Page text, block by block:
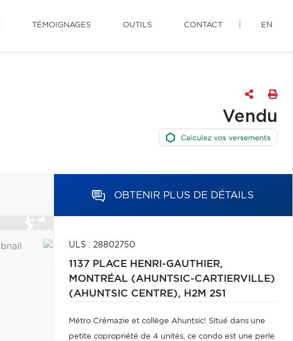
TÉMOIGNAGES OUTILS CONTACT EN
Vendu
OBTENIR PLUS DE DÉTAILS
ULS : 28802750
1137 PLACE HENRI-GAUTHIER,
MONTRÉAL (AHUNTSIC-CARTIERVILLE)
(AHUNTSIC CENTRE), H2M 2S1
Métro Crémazie et collège Ahuntsic! Situé dans une
petite copropriété de 4 unités, ce condo est une perle